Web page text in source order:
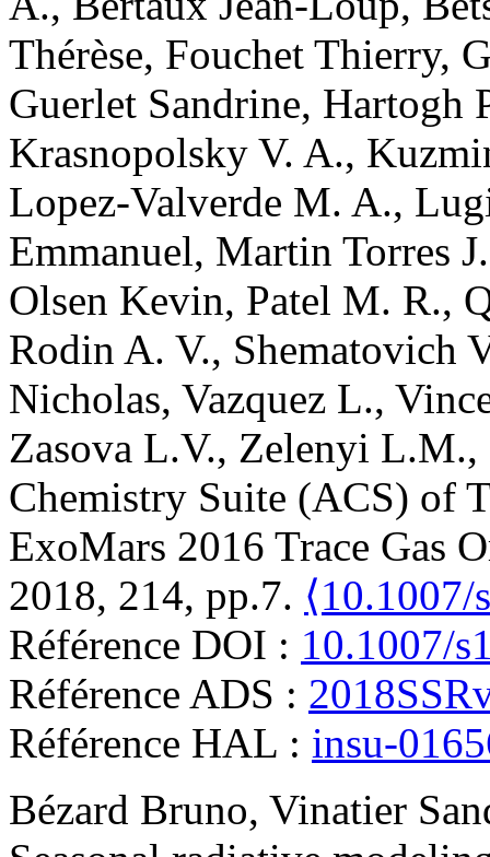
Thérèse, Fouchet Thierry,
Guerlet Sandrine, Hartogh
Krasnopolsky V. A.,
Lopez-Valverde M. A.,
Emmanuel, Martin Torres J.
Olsen Kevin, Patel M. R.,
Rodin A. V., Shematovich
Nicholas, Vazquez L.,
Zasova L.V., Zelenyi L.M.,
Chemistry Suite (ACS) of
ExoMars 2016 Trace Gas
2018, 214, pp.7.
Référence DOI : 10.1007/
Référence ADS :
Référence HAL : insu-
Bézard Bruno, Vinatier